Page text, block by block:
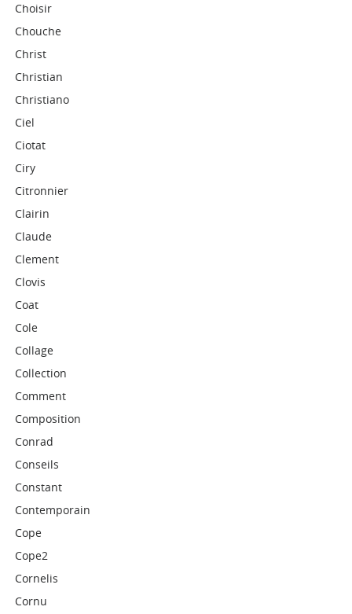
Choisir
Chouche
Christ
Christian
Christiano
Ciel
Ciotat
Ciry
Citronnier
Clairin
Claude
Clement
Clovis
Coat
Cole
Collage
Collection
Comment
Composition
Conrad
Conseils
Constant
Contemporain
Cope
Cope2
Cornelis
Cornu